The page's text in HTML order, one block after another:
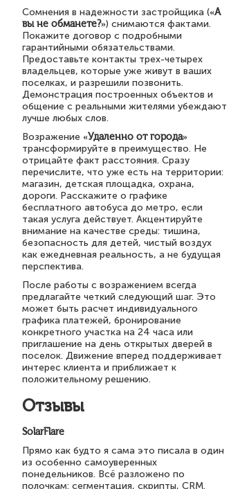
Сомнения в надежности застройщика («А
вы не обманете?») снимаются фактами.
Покажите договор с подробными
гарантийными обязательствами.
Предоставьте контакты трех-четырех
владельцев, которые уже живут в ваших
поселках, и разрешили позвонить.
Демонстрация построенных объектов и
общение с реальными жителями убеждают
лучше любых слов.
Возражение «Удаленно от города»
трансформируйте в преимущество. Не
отрицайте факт расстояния. Сразу
перечислите, что уже есть на территории:
магазин, детская площадка, охрана,
дороги. Расскажите о графике
бесплатного автобуса до метро, если
такая услуга действует. Акцентируйте
внимание на качестве среды: тишина,
безопасность для детей, чистый воздух
как ежедневная реальность, а не будущая
перспектива.
После работы с возражением всегда
предлагайте четкий следующий шаг. Это
может быть расчет индивидуального
графика платежей, бронирование
конкретного участка на 24 часа или
приглашение на день открытых дверей в
поселок. Движение вперед поддерживает
интерес клиента и приближает к
положительному решению.
Отзывы
SolarFlare
Прямо как будто я сама это писала в один
из особенно самоуверенных
понедельников. Всё разложено по
полочкам: сегментация, скрипты, CRM.